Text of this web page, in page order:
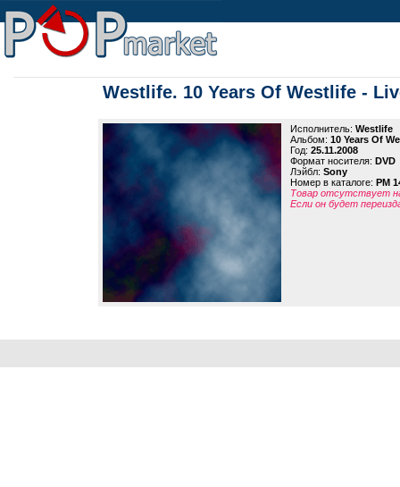
Westlife. 10 Years Of Westlife -
Исполнитель: Westlife
Альбом: 10 Years Of
Год: 25.11.2008
Формат носителя: DVD
Лэйбл: Sony
Номер в каталоге: PM
Товар отсутствует
Если он будет